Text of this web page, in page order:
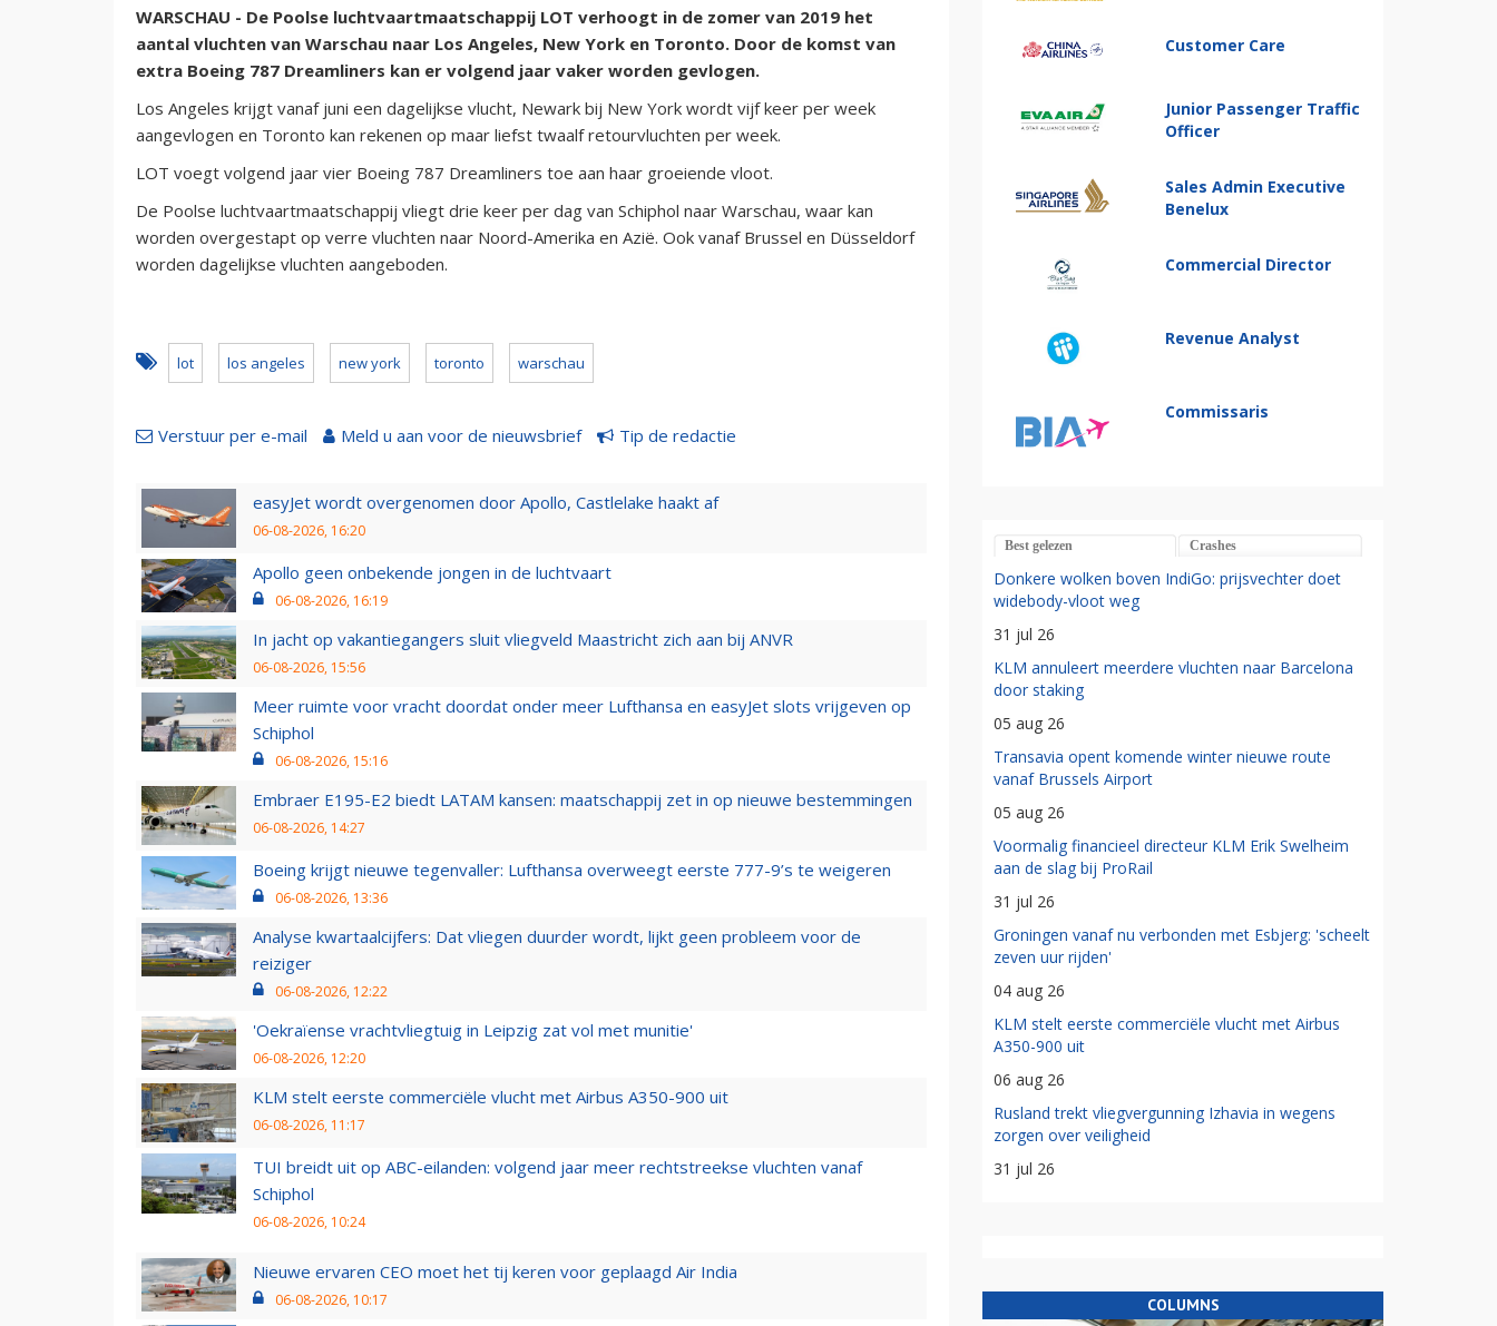
WARSCHAU - De Poolse luchtvaartmaatschappij LOT verhoogt in de zomer van 2019 het
aantal vluchten van Warschau naar Los Angeles, New York en Toronto. Door de komst van
extra Boeing 787 Dreamliners kan er volgend jaar vaker worden gevlogen.
Los Angeles krijgt vanaf juni een dagelijkse vlucht, Newark bij New York wordt vijf keer per week
aangevlogen en Toronto kan rekenen op maar liefst twaalf retourvluchten per week.
LOT voegt volgend jaar vier Boeing 787 Dreamliners toe aan haar groeiende vloot.
De Poolse luchtvaartmaatschappij vliegt drie keer per dag van Schiphol naar Warschau, waar kan
worden overgestapt op verre vluchten naar Noord-Amerika en Azië. Ook vanaf Brussel en Düsseldorf
worden dagelijkse vluchten aangeboden.
lot los angeles new york toronto warschau
Verstuur per e-mail Meld u aan voor de nieuwsbrief Tip de redactie
easyJet wordt overgenomen door Apollo, Castlelake haakt af
06-08-2026, 16:20
Apollo geen onbekende jongen in de luchtvaart
06-08-2026, 16:19
In jacht op vakantiegangers sluit vliegveld Maastricht zich aan bij ANVR
06-08-2026, 15:56
Meer ruimte voor vracht doordat onder meer Lufthansa en easyJet slots vrijgeven op
Schiphol
06-08-2026, 15:16
Embraer E195-E2 biedt LATAM kansen: maatschappij zet in op nieuwe bestemmingen
06-08-2026, 14:27
Boeing krijgt nieuwe tegenvaller: Lufthansa overweegt eerste 777-9’s te weigeren
06-08-2026, 13:36
Analyse kwartaalcijfers: Dat vliegen duurder wordt, lijkt geen probleem voor de
reiziger
06-08-2026, 12:22
'Oekraïense vrachtvliegtuig in Leipzig zat vol met munitie'
06-08-2026, 12:20
KLM stelt eerste commerciële vlucht met Airbus A350-900 uit
06-08-2026, 11:17
TUI breidt uit op ABC-eilanden: volgend jaar meer rechtstreekse vluchten vanaf
Schiphol
06-08-2026, 10:24
Nieuwe ervaren CEO moet het tij keren voor geplaagd Air India
06-08-2026, 10:17
Customer Care
Junior Passenger Traffic
Officer
Sales Admin Executive
Benelux
Commercial Director
Revenue Analyst
Commissaris
Best gelezen Crashes
Donkere wolken boven IndiGo: prijsvechter doet
widebody-vloot weg
31 jul 26
KLM annuleert meerdere vluchten naar Barcelona
door staking
05 aug 26
Transavia opent komende winter nieuwe route
vanaf Brussels Airport
05 aug 26
Voormalig financieel directeur KLM Erik Swelheim
aan de slag bij ProRail
31 jul 26
Groningen vanaf nu verbonden met Esbjerg: 'scheelt
zeven uur rijden'
04 aug 26
KLM stelt eerste commerciële vlucht met Airbus
A350-900 uit
06 aug 26
Rusland trekt vliegvergunning Izhavia in wegens
zorgen over veiligheid
31 jul 26
COLUMNS